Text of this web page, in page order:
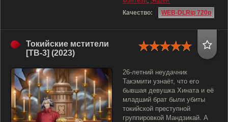
Качество:
WEB-DLRip 720p
Токийские мстители
[ТВ-3] (2023)
26-летний неудачник
Такэмити узнаёт, что его
бывшая девушка Хината и её
младший брат были убиты
токийской преступной
группировкой Мандзикай. А